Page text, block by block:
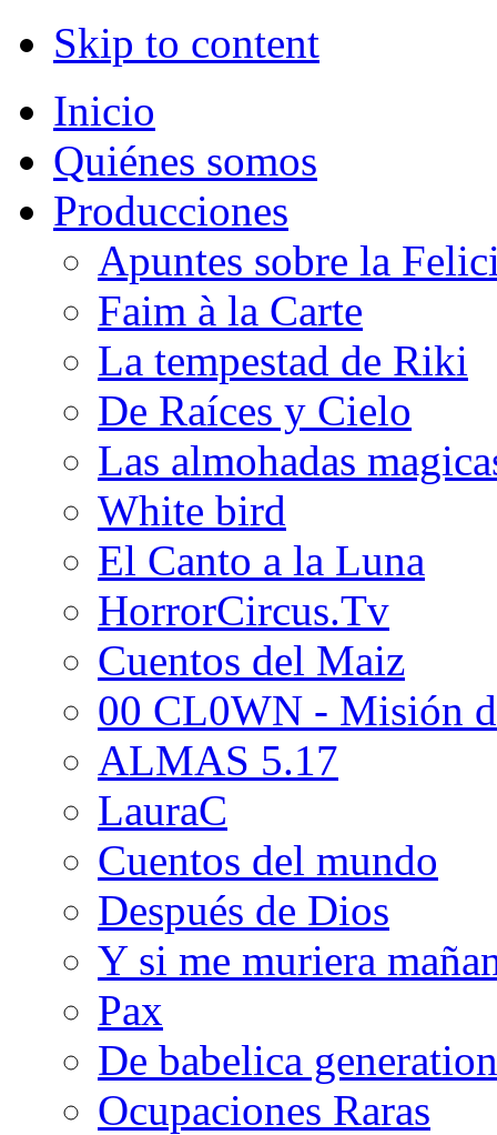
Skip to content
Inicio
Quiénes somos
Producciones
Apuntes sobre la
Faim à la Carte
La tempestad de Riki
De Raíces y Cielo
Las almohadas
White bird
El Canto a la Luna
HorrorCircus.Tv
Cuentos del Maiz
00 CL0WN - Misión
ALMAS 5.17
LauraC
Cuentos del mundo
Después de Dios
Y si me muriera
Pax
De babelica
Ocupaciones Raras